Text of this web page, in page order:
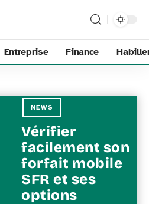
Entreprise Finance
NEWS
Vérifier
facilement son
forfait mobile
SFR et ses
options